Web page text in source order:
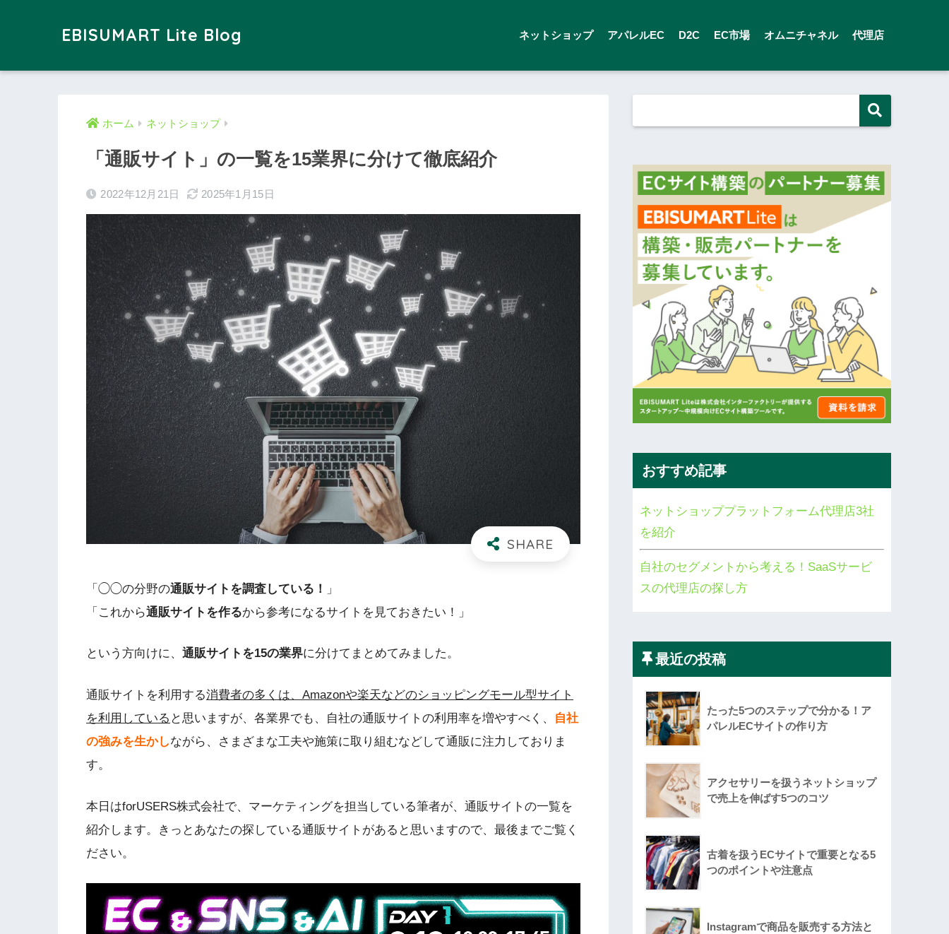
EBISUMART Lite Blog ネットショップ アパレルEC D2C EC市場 オムニチャネル 代理店
ホーム ネットショップ
「通販サイト」の一覧を15業界に分けて徹底紹介
2022年12月21日 2025年1月15日
「◯◯の分野の通販サイトを調査している！
」
「これから通販サイトを作るから参考になるサイトを見ておきたい！」
という方向けに、 通販サイトを15の業界に分けてまとめてみました。
通販サイトを利用する消費者の多くは、Amazonや楽天などのショッピングモール型サイト
を利用している と思いますが、各業界でも、自社の通販サイトの利用率を増やすべく、
自社
の強みを生かしながら、さまざまな工夫や施策に取り組むなどして通販に注力しておりま
す。
本日はforUSERS株式会社で、マーケティングを担当している筆者が、通販サイトの一覧を
紹介します。きっとあなたの探している通販サイトがあると思いますので、最後までご覧く
ださい。
おすすめ記事
ネットショッププラットフォーム代理店3社
を紹介
自社のセグメントから考える！SaaSサービ
スの代理店の探し方
最近の投稿
たった5つのステップで分かる！ア
パレルECサイトの作り方
アクセサリーを扱うネットショップ
で売上を伸ばす5つのコツ
古着を扱うECサイトで重要となる5
つのポイントや注意点
Instagramで商品を販売する方法と